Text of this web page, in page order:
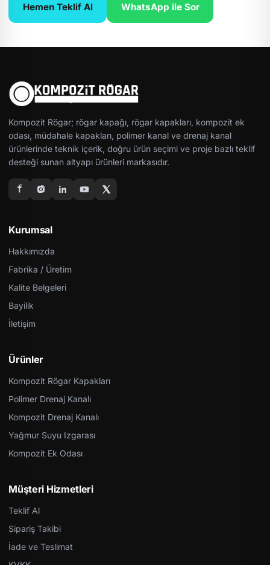
Hemen Teklif Al WhatsApp ile Sor
Kompozit Rögar; rögar kapağı, rögar kapakları, kompozit ek
odası, müdahale kapakları, polimer kanal ve drenaj kanal
ürünlerinde teknik içerik, doğru ürün seçimi ve proje bazlı teklif
desteği sunan altyapı ürünleri markasıdır.
Kurumsal
Hakkımızda
Fabrika / Üretim
Kalite Belgeleri
Bayilik
İletişim
Ürünler
Kompozit Rögar Kapakları
Polimer Drenaj Kanalı
Kompozit Drenaj Kanalı
Yağmur Suyu Izgarası
Kompozit Ek Odası
Müşteri Hizmetleri
Teklif Al
Sipariş Takibi
İade ve Teslimat